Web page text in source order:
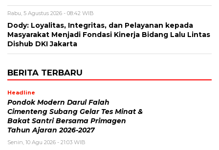
Rabu, 5 Agustus 2026 - 08:42 WIB
Dody: Loyalitas, Integritas, dan Pelayanan kepada
Masyarakat Menjadi Fondasi Kinerja Bidang Lalu Lintas
Dishub DKI Jakarta
BERITA TERBARU
Headline
Pondok Modern Darul Falah
Cimenteng Subang Gelar Tes Minat &
Bakat Santri Bersama Primagen
Tahun Ajaran 2026-2027
Senin, 10 Agu 2026 - 21:03 WIB